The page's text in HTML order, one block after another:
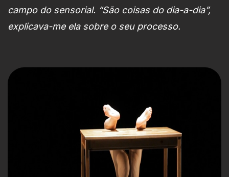
campo do sensorial. “São coisas do dia-a-dia”,
explicava-me ela sobre o seu processo.